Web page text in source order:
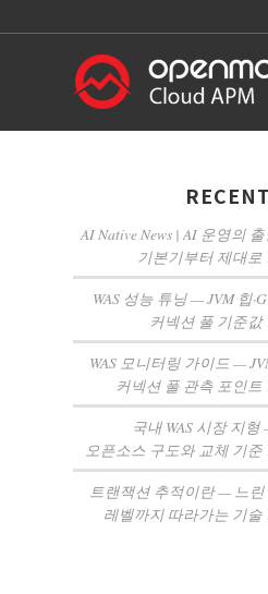
AI Native News | AI 운영의
기본기부터 제대로
WAS 성능 튜닝 — JVM 힙
커넥션 풀 기준값
WAS 모니터링 가이드 —
커넥션 풀 관측 포인트
국내 WAS 시장 지형
오픈소스 구도와 교체 기준
트랜잭션 추적이란 — 느
레벨까지 따라가는 기술